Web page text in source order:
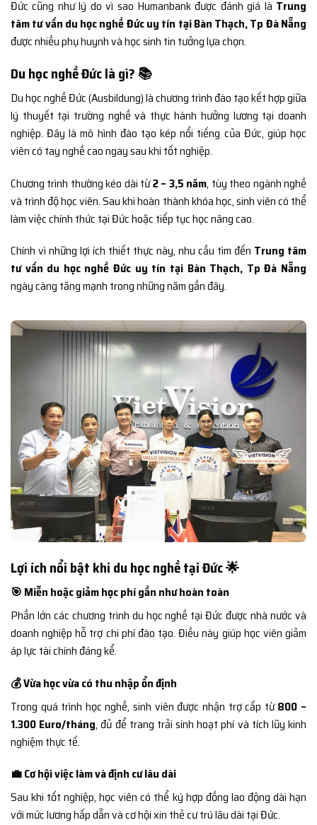
Đức cũng như lý do vì sao Humanbank được đánh giá là Trung
tâm tư vấn du học nghề Đức uy tín tại Bàn Thạch, Tp Đà Nẵng
được nhiều phụ huynh và học sinh tin tưởng lựa chọn.
Du học nghề Đức là gì? 📚
Du học nghề Đức (Ausbildung) là chương trình đào tạo kết hợp giữa
lý thuyết tại trường nghề và thực hành hưởng lương tại doanh
nghiệp. Đây là mô hình đào tạo kép nổi tiếng của Đức, giúp học
viên có tay nghề cao ngay sau khi tốt nghiệp.
Chương trình thường kéo dài từ2 – 3,5 năm, tùy theo ngành nghề
và trình độ học viên. Sau khi hoàn thành khóa học, sinh viên có thể
làm việc chính thức tại Đức hoặc tiếp tục học nâng cao.
Chính vì những lợi ích thiết thực này, nhu cầu tìm đến Trung tâm
tư vấn du học nghề Đức uy tín tại Bàn Thạch, Tp Đà Nẵng
ngày càng tăng mạnh trong những năm gần đây.
Lợi ích nổi bật khi du học nghề tại Đức 🌟
🎯 Miễn hoặc giảm học phí gần như hoàn toàn
Phần lớn các chương trình du học nghề tại Đức được nhà nước và
doanh nghiệp hỗ trợ chi phí đào tạo. Điều này giúp học viên giảm
áp lực tài chính đáng kể.
💰 Vừa học vừa có thu nhập ổn định
Trong quá trình học nghề, sinh viên được nhận trợ cấp từ800 –
1.300 Euro/tháng, đủ để trang trải sinh hoạt phí và tích lũy kinh
nghiệm thực tế.
💼 Cơ hội việc làm và định cư lâu dài
Sau khi tốt nghiệp, học viên có thể ký hợp đồng lao động dài hạn
với mức lương hấp dẫn và cơ hội xin thẻ cư trú lâu dài tại Đức.